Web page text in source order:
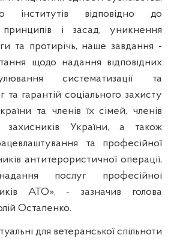
інститутів відповідно до
принципів і засад, уникнення
та протирічь, наше завдання -
щодо надання відповідних
систематизації та
та гарантій соціального захисту
та членів їх сімей, членів
захисників України, а також
та професійної
антитерористичної операції,
послуг професійної
АТО», - зазначив голова
Остапенко.
для ветеранської спільноти